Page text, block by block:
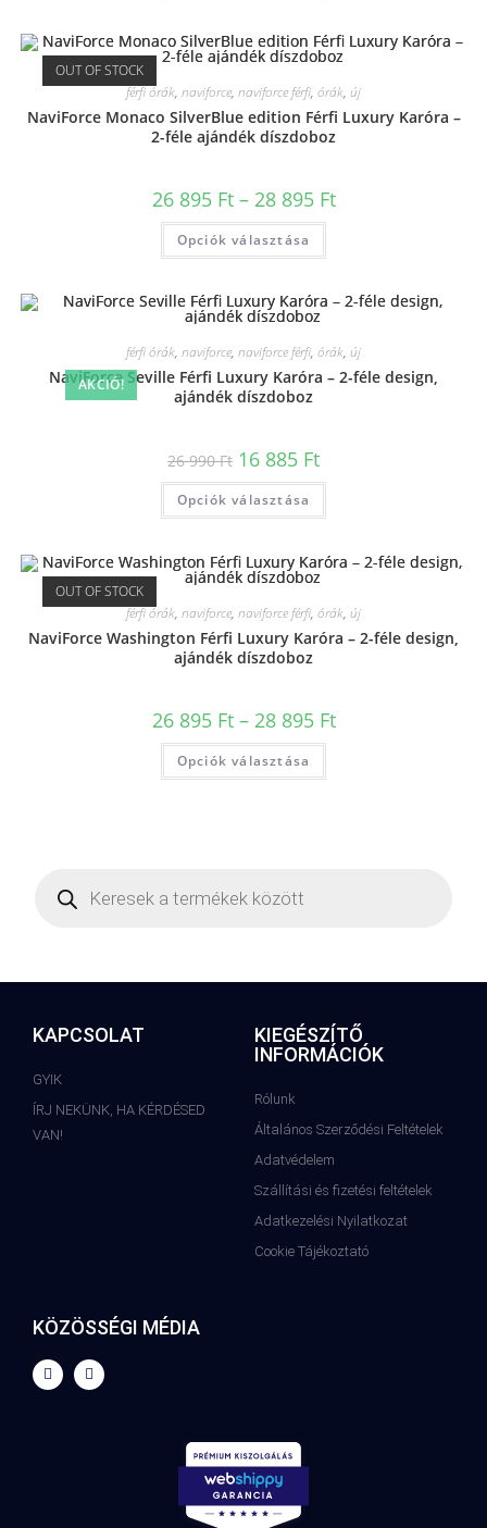
OUT OF STOCK
férfi órák, naviforce, naviforce férfi, órák, új
NaviForce Monaco SilverBlue edition Férfi Luxury Karóra –
2-féle ajándék díszdoboz
26 895 Ft– 28 895 Ft
Opciók választása
AKCIÓ!
férfi órák, naviforce, naviforce férfi, órák, új
NaviForce Seville Férfi Luxury Karóra – 2-féle design,
ajándék díszdoboz
26 990Ft 16 885 Ft
Opciók választása
OUT OF STOCK
férfi órák, naviforce, naviforce férfi, órák, új
NaviForce Washington Férfi Luxury Karóra – 2-féle design,
ajándék díszdoboz
26 895 Ft– 28 895 Ft
Opciók választása
KAPCSOLAT
GYIK
ÍRJ NEKÜNK, HA KÉRDÉSED
VAN!
KIEGÉSZÍTŐ
INFORMÁCIÓK
Rólunk
Általános Szerződési Feltételek
Adatvédelem
Szállítási és fizetési feltételek
Adatkezelési Nyilatkozat
Cookie Tájékoztató
KÖZÖSSÉGI MÉDIA